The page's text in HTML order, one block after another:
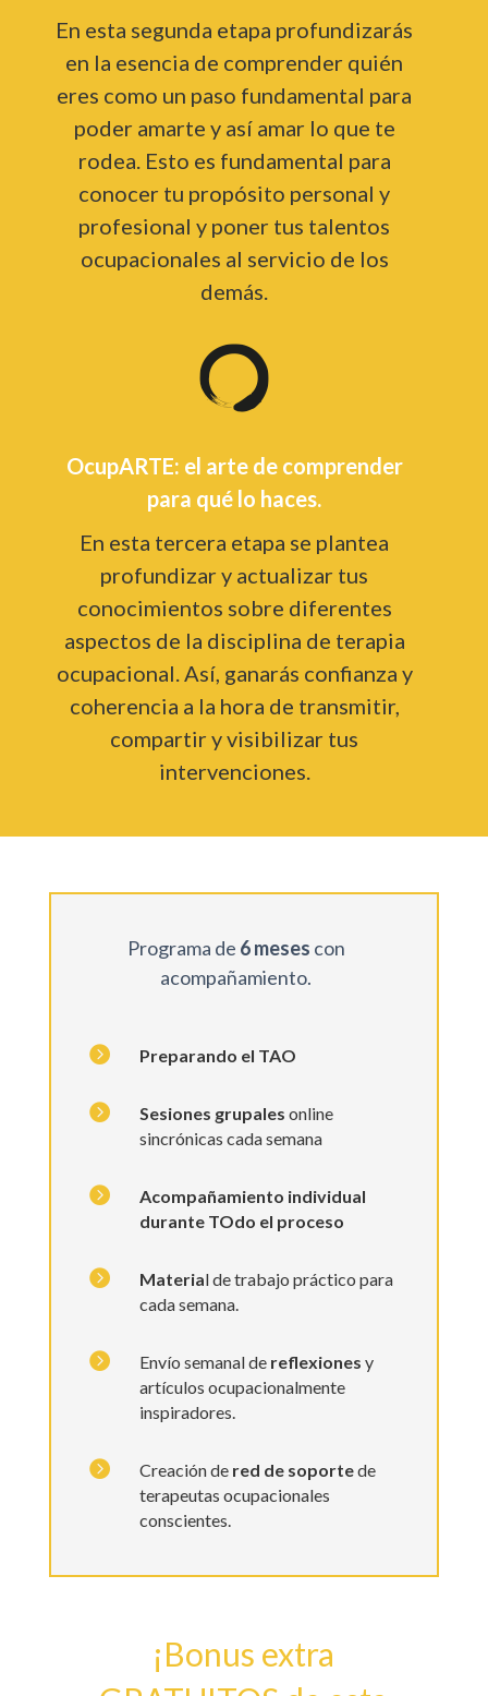
En esta segunda etapa profundizarás
en la esencia de comprender quién
eres como un paso fundamental para
poder amarte y así amar lo que te
rodea. Esto es fundamental para
conocer tu propósito personal y
profesional y poner tus talentos
ocupacionales al servicio de los
demás.
OcupARTE: el arte de comprender
para qué lo haces.
En esta tercera etapa se plantea
profundizar y actualizar tus
conocimientos sobre diferentes
aspectos de la disciplina de terapia
ocupacional. Así, ganarás confianza y
coherencia a la hora de transmitir,
compartir y visibilizar tus
intervenciones.
Programa de 6meses con
acompañamiento.
 Preparando el TAO
 Sesiones grupales online
sincrónicas cada semana

Acompañamiento individual
durante TOdo el proceso
 Material de trabajo práctico para
cada semana.
 Envío semanal de reflexiones y
artículos ocupacionalmente
inspiradores.
 Creación de red de soportede
terapeutas ocupacionales
conscientes.
¡Bonus extra